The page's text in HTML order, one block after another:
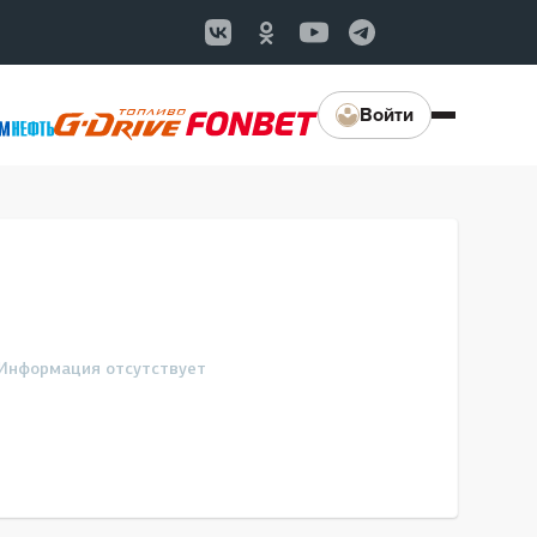
Войти
отсутствует